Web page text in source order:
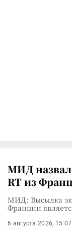
МИД
RT из
МИД: Высылка
Франции
6 августа 2026, 15:07